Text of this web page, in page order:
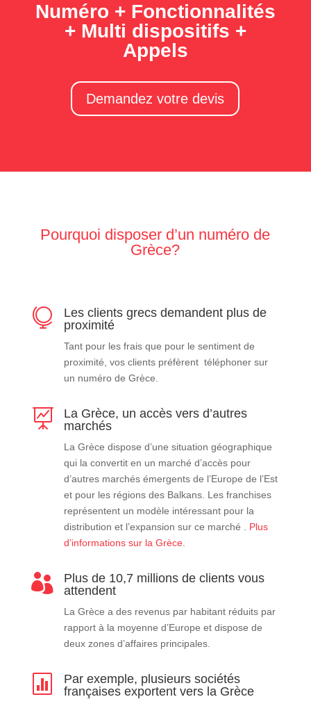
Numéro + Fonctionnalités
+ Multi dispositifs +
Appels
Demandez votre devis
Pourquoi disposer d’un numéro de
Grèce?

Les clients grecs demandent plus de
proximité
Tant pour les frais que pour le sentiment de
proximité, vos clients préfèrent téléphoner sur
un numéro de Grèce.

La Grèce, un accès vers d’autres
marchés
La Grèce dispose d’une situation géographique
qui la convertit en un marché d’accès pour
d’autres marchés émergents de l’Europe de l’Est
et pour les régions des Balkans. Les franchises
représentent un modèle intéressant pour la
distribution et l’expansion sur ce marché . Plus
d’informations sur la Grèce.

Plus de 10,7 millions de clients vous
attendent
La Grèce a des revenus par habitant réduits par
rapport à la moyenne d’Europe et dispose de
deux zones d’affaires principales.

Par exemple, plusieurs sociétés
françaises exportent vers la Grèce